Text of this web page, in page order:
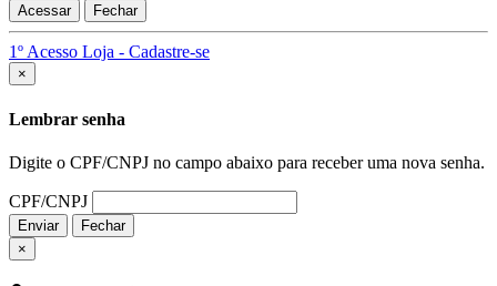
Acessar Fechar
1º Acesso Loja - Cadastre-se
×
Lembrar senha
Digite o CPF/CNPJ no campo abaixo para receber uma nova senha.
CPF/CNPJ
Enviar
Fechar
×